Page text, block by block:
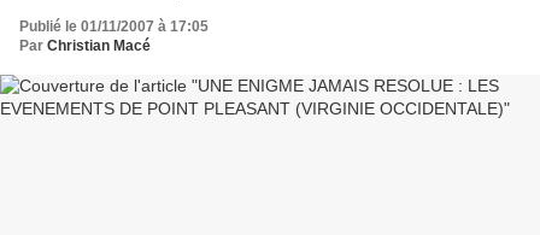
Publié le 01/11/2007 à 17:05
Par Christian Macé